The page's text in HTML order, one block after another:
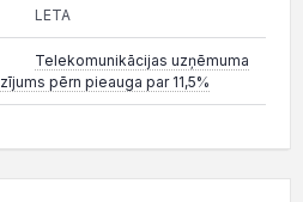
LETA
Telekomunikācijas uzņēmuma
pērn pieauga par 11,5%